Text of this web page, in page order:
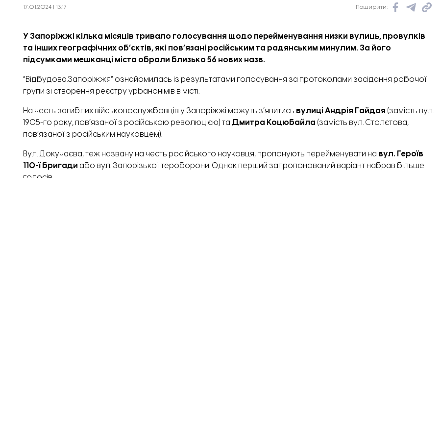
17.01.2024 | 13:17 Поширити:
У Запоріжжі кілька місяців тривало голосування щодо перейменування низки вулиць, провулків
та інших географічних об’єктів, які пов’язані російським та радянським минулим. За його
підсумками мешканці міста обрали близько 56 нових назв.
“Відбудова.Запоріжжя” ознайомилась із результатами голосування за протоколами засідання робочої
групи зі створення реєстру урбанонімів в місті.
На честь загиблих військовослужбовців у Запоріжжі можуть з’явитись вулиці Андрія Гайдая (замість вул.
1905-го року, пов’язаної з російською революцією) та Дмитра Коцюбайла (замість вул. Столєтова,
пов’язаної з російським науковцем).
Вул. Докучаєва, теж названу на честь російського науковця, пропонують перейменувати на вул. Героїв
110-ї бригади або вул. Запорізької тероборони. Однак перший запропонований варіант набрав більше
голосів.